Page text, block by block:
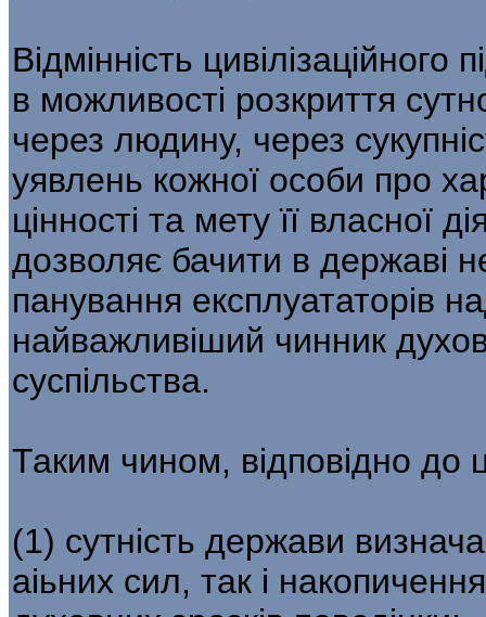
Відмінність
в можливості розкриття
через людину, через
уявлень кожної особи про
цінності та мету її власної
дозволяє бачити в державі
панування експлуататорів
найважливіший чинник
суспільства.
Таким чином, відповідно до
(1) сутність держави
аіьних сил, так і